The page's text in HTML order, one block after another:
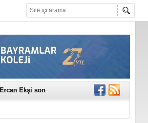
Ercan Ekşi son
Selahattin
Değerli